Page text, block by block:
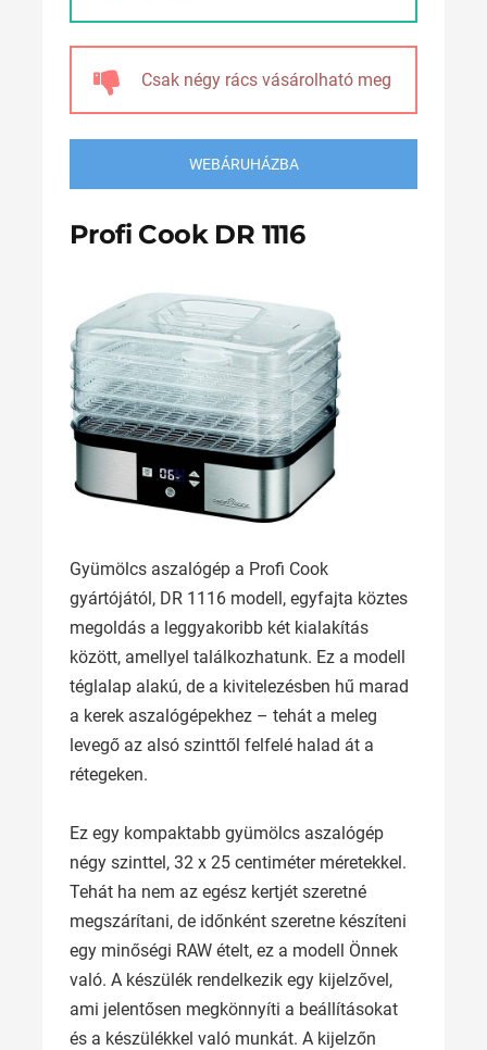
Csak négy rács vásárolható meg
WEBÁRUHÁZBA
Profi Cook DR 1116
Gyümölcs aszalógép a Profi Cook
gyártójától, DR 1116 modell, egyfajta köztes
megoldás a leggyakoribb két kialakítás
között, amellyel találkozhatunk. Ez a modell
téglalap alakú, de a kivitelezésben hű marad
a kerek aszalógépekhez – tehát a meleg
levegő az alsó szinttől felfelé halad át a
rétegeken.
Ez egy kompaktabb gyümölcs aszalógép
négy szinttel, 32 x 25 centiméter méretekkel.
Tehát ha nem az egész kertjét szeretné
megszárítani, de időnként szeretne készíteni
egy minőségi RAW ételt, ez a modell Önnek
való. A készülék rendelkezik egy kijelzővel,
ami jelentősen megkönnyíti a beállításokat
és a készülékkel való munkát. A kijelzőn